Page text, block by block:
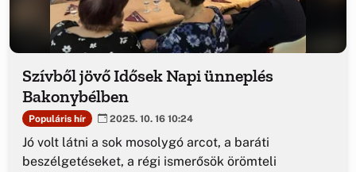
Szívből jövő Idősek Napi ünneplés
Bakonybélben
Populáris hír 2025. 10. 16 10:24
Jó volt látni a sok mosolygó arcot, a baráti
beszélgetéseket, a régi ismerősök örömteli